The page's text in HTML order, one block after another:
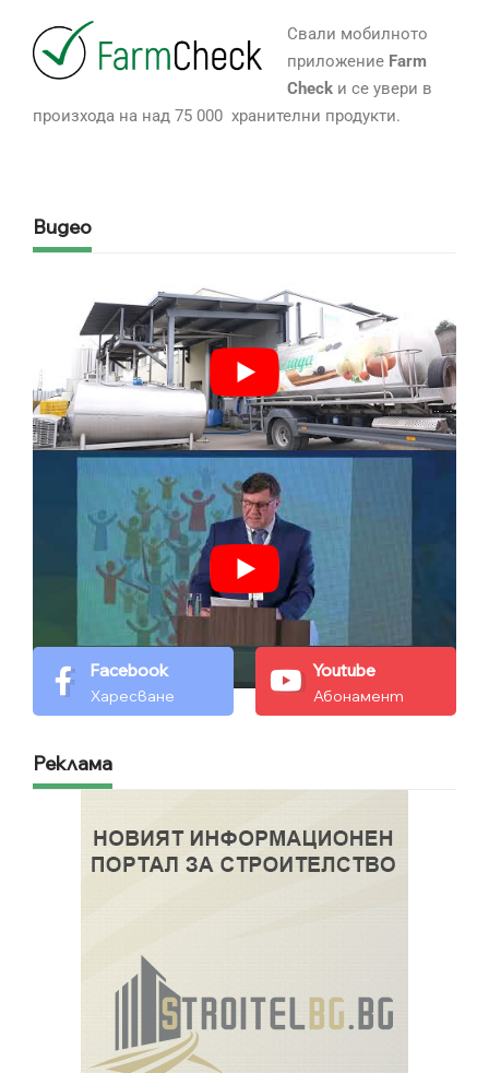
Свали мобилното
приложение Farm
Checkи се увери в
произхода на над 75 000 хранителни продукти.
Видео
Facebook
Харесване
Youtube
Абонамент
Реклама